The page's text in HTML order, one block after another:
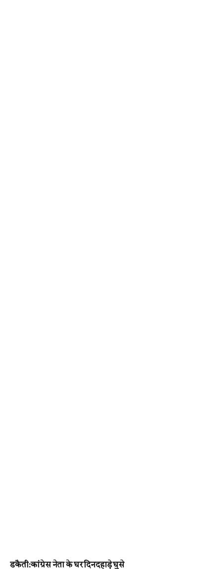
डकैती:कांग्रेस नेता के घर दिनदहाड़े घुसे